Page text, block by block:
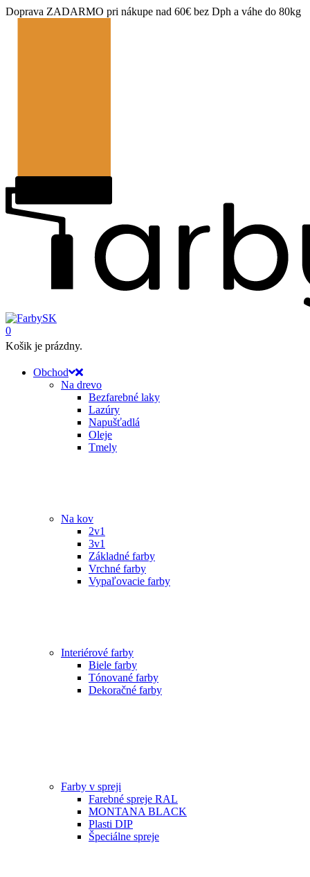
Doprava ZADARMO pri nákupe nad 60€ bez Dph a váhe do 80kg
0
Košik je prázdny.
Obchod
Na drevo
Bezfarebné laky
Lazúry
Napušťadlá
Oleje
Tmely
Na kov
2v1
3v1
Základné farby
Vrchné farby
Vypaľovacie farby
Interiérové farby
Biele farby
Tónované farby
Dekoračné farby
Farby v spreji
Farebné spreje RAL
MONTANA BLACK
Plasti DIP
Špeciálne spreje